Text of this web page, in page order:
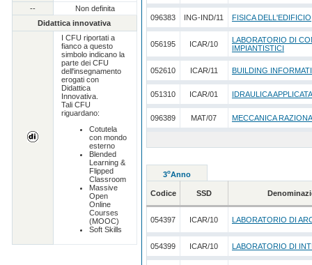
--
Non definita
Didattica innovativa
I CFU riportati a
fianco a questo
simbolo indicano la
parte dei CFU
dell'insegnamento
erogati con
Didattica
Innovativa.
Tali CFU
riguardano:
Cotutela
con mondo
esterno
Blended
Learning &
Flipped
Classroom
Massive
Open
Online
Courses
(MOOC)
Soft Skills
096383 ING-IND/11 FISICA DELL'EDIFICIO
056195 ICAR/10
LABORATORIO DI
IMPIANTISTICI
052610 ICAR/11 BUILDING
051310 ICAR/01 IDRAULICA APPLICATA
096389 MAT/07 MECCANICA
3oAnno
Codice SSD
054397 ICAR/10 LABORATORIO DI
054399 ICAR/10 LABORATORIO DI